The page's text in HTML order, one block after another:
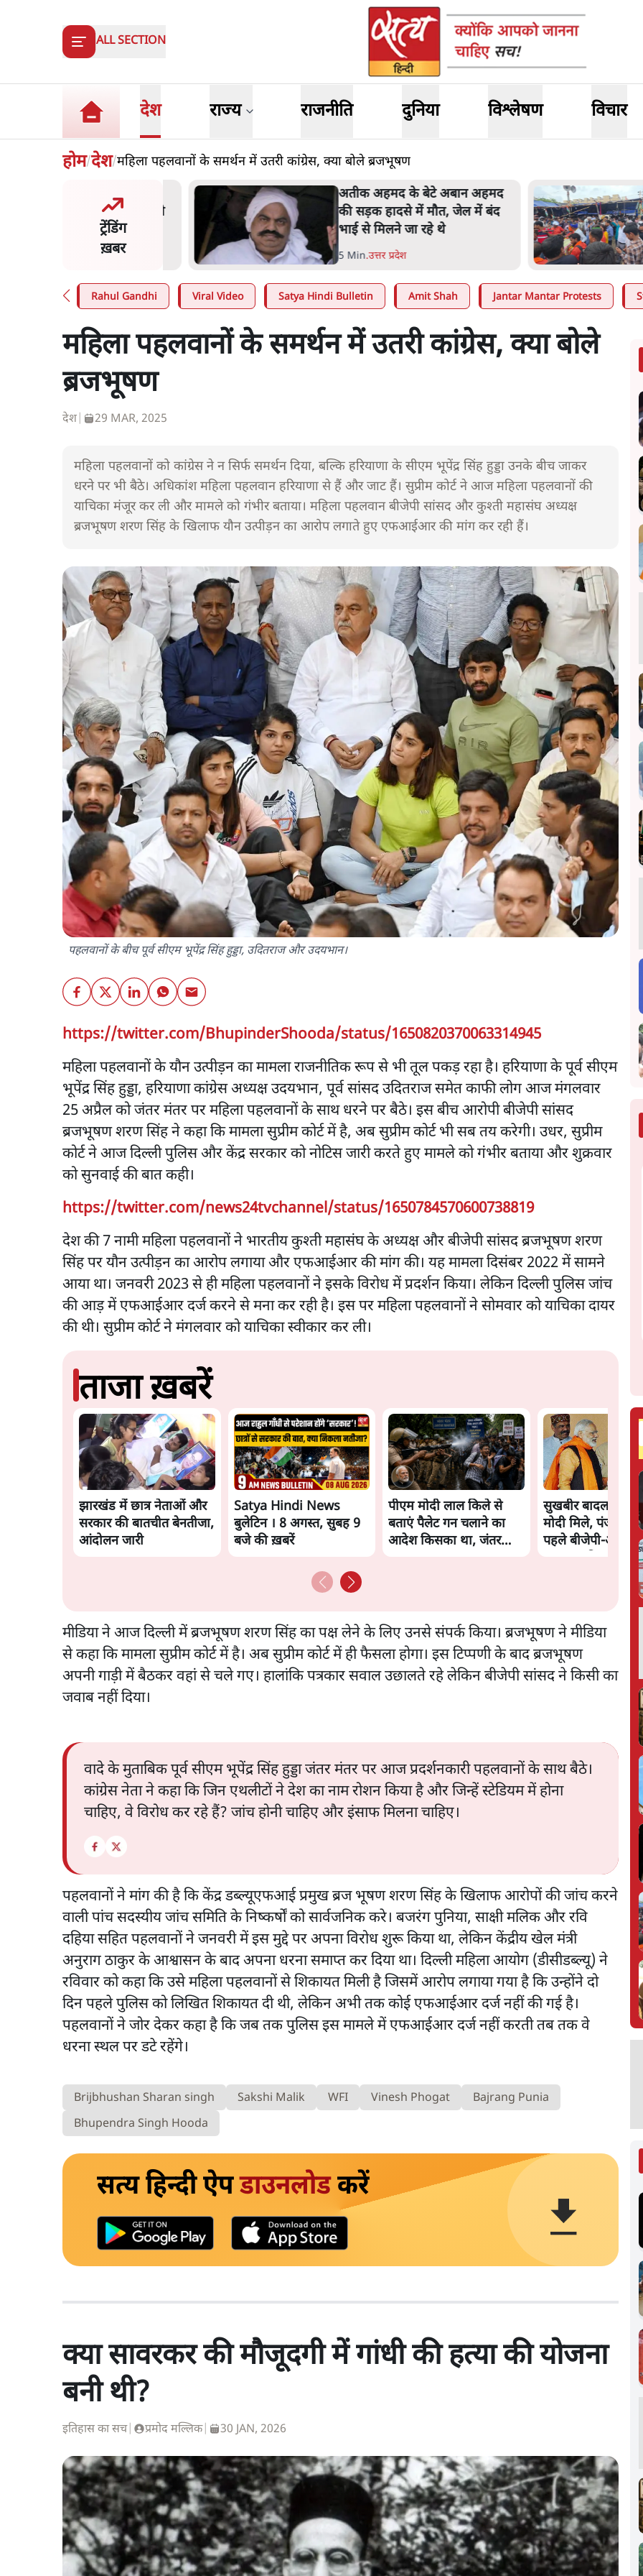
ALL SECTION
देश राज्य राजनीति दुनिया विश्लेषण विचार
होम/देश/महिला पहलवानों के समर्थन में उतरी कांग्रेस, क्या बोले ब्रजभूषण
ट्रेंडिंग
ख़बर
बोले- 'जेन ज़ी पर आँख
आंदोलन देश-विरोधी
अतुल लिमये बोले थे- 'एंटी
अतीक अहमद के बेटे अबान अहमद
की सड़क हादसे में मौत, जेल में बंद
भाई से मिलने जा रहे थे
5 Min.उत्तर प्रदेश
Rahul Gandhi Viral Video Satya Hindi Bulletin Amit Shah Jantar Mantar Protests
महिला पहलवानों के समर्थन में उतरी कांग्रेस, क्या बोले
ब्रजभूषण
देश 29 MAR, 2025
महिला पहलवानों को कांग्रेस ने न सिर्फ समर्थन दिया, बल्कि हरियाणा के सीएम भूपेंद्र सिंह हुड्डा उनके बीच जाकर
धरने पर भी बैठे। अधिकांश महिला पहलवान हरियाणा से हैं और जाट हैं। सुप्रीम कोर्ट ने आज महिला पहलवानों की
याचिका मंजूर कर ली और मामले को गंभीर बताया। महिला पहलवान बीजेपी सांसद और कुश्ती महासंघ अध्यक्ष
ब्रजभूषण शरण सिंह के खिलाफ यौन उत्पीड़न का आरोप लगाते हुए एफआईआर की मांग कर रही हैं।
पहलवानों के बीच पूर्व सीएम भूपेंद्र सिंह हुड्डा, उदितराज और उदयभान।
https://twitter.com/BhupinderShooda/status/1650820370063314945
महिला पहलवानों के यौन उत्पीड़न का मामला राजनीतिक रूप से भी तूल पकड़ रहा है। हरियाणा के पूर्व सीएम
भूपेंद्र सिंह हुड्डा, हरियाणा कांग्रेस अध्यक्ष उदयभान, पूर्व सांसद उदितराज समेत काफी लोग आज मंगलवार
25 अप्रैल को जंतर मंतर पर महिला पहलवानों के साथ धरने पर बैठे। इस बीच आरोपी बीजेपी सांसद
ब्रजभूषण शरण सिंह ने कहा कि मामला सुप्रीम कोर्ट में है, अब सुप्रीम कोर्ट भी सब तय करेगी। उधर, सुप्रीम
कोर्ट ने आज दिल्ली पुलिस और केंद्र सरकार को नोटिस जारी करते हुए मामले को गंभीर बताया और शुक्रवार
को सुनवाई की बात कही।
https://twitter.com/news24tvchannel/status/1650784570600738819
देश की 7 नामी महिला पहलवानों ने भारतीय कुश्ती महासंघ के अध्यक्ष और बीजेपी सांसद ब्रजभूषण शरण
सिंह पर यौन उत्पीड़न का आरोप लगाया और एफआईआर की मांग की। यह मामला दिसंबर 2022 में सामने
आया था। जनवरी 2023 से ही महिला पहलवानों ने इसके विरोध में प्रदर्शन किया। लेकिन दिल्ली पुलिस जांच
की आड़ में एफआईआर दर्ज करने से मना कर रही है। इस पर महिला पहलवानों ने सोमवार को याचिका दायर
की थी। सुप्रीम कोर्ट ने मंगलवार को याचिका स्वीकार कर ली।
ताजा ख़बरें
झारखंड में छात्र नेताओं और
सरकार की बातचीत बेनतीजा,
आंदोलन जारी
Satya Hindi News
बुलेटिन । 8 अगस्त, सुबह 9
बजे की ख़बरें
पीएम मोदी लाल किले से
बताएं पैलेट गन चलाने का
आदेश किसका था, जंतर
सुखबीर बादल और
मोदी मिले, पंजाब
पहले बीजेपी-
गठबंधन की अटकलें
मीडिया ने आज दिल्ली में ब्रजभूषण शरण सिंह का पक्ष लेने के लिए उनसे संपर्क किया। ब्रजभूषण ने मीडिया
से कहा कि मामला सुप्रीम कोर्ट में है। अब सुप्रीम कोर्ट में ही फैसला होगा। इस टिप्पणी के बाद ब्रजभूषण
अपनी गाड़ी में बैठकर वहां से चले गए। हालांकि पत्रकार सवाल उछालते रहे लेकिन बीजेपी सांसद ने किसी का
जवाब नहीं दिया।
वादे के मुताबिक पूर्व सीएम भूपेंद्र सिंह हुड्डा जंतर मंतर पर आज प्रदर्शनकारी पहलवानों के साथ बैठे।
कांग्रेस नेता ने कहा कि जिन एथलीटों ने देश का नाम रोशन किया है और जिन्हें स्टेडियम में होना
चाहिए, वे विरोध कर रहे हैं? जांच होनी चाहिए और इंसाफ मिलना चाहिए।
पहलवानों ने मांग की है कि केंद्र डब्ल्यूएफआई प्रमुख ब्रज भूषण शरण सिंह के खिलाफ आरोपों की जांच करने
वाली पांच सदस्यीय जांच समिति के निष्कर्षों को सार्वजनिक करे। बजरंग पुनिया, साक्षी मलिक और रवि
दहिया सहित पहलवानों ने जनवरी में इस मुद्दे पर अपना विरोध शुरू किया था, लेकिन केंद्रीय खेल मंत्री
अनुराग ठाकुर के आश्वासन के बाद अपना धरना समाप्त कर दिया था। दिल्ली महिला आयोग (डीसीडब्ल्यू) ने
रविवार को कहा कि उसे महिला पहलवानों से शिकायत मिली है जिसमें आरोप लगाया गया है कि उन्होंने दो
दिन पहले पुलिस को लिखित शिकायत दी थी, लेकिन अभी तक कोई एफआईआर दर्ज नहीं की गई है।
पहलवानों ने जोर देकर कहा है कि जब तक पुलिस इस मामले में एफआईआर दर्ज नहीं करती तब तक वे
धरना स्थल पर डटे रहेंगे।
Brijbhushan Sharan singh Sakshi Malik WFI Vinesh Phogat
Bajrang Punia
Bhupendra Singh Hooda
सत्य हिन्दी ऐपडाउनलोडकरें
क्या सावरकर की मौजूदगी में गांधी की हत्या की योजना
बनी थी?
इतिहास का सच| प्रमोद मल्लिक| 30 JAN, 2026